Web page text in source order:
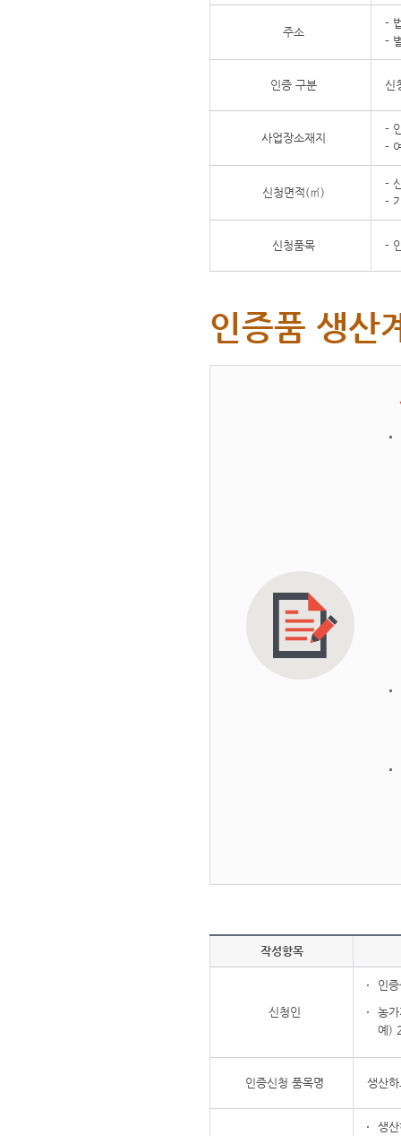
주소
-
-
인증 구분 신
사업장소재지
-
-
신청면적(㎡)
-
-
신청품목 -
인증품 생산
작성항목
신청인
인
농
예)
인증신청 품목명 생산
생